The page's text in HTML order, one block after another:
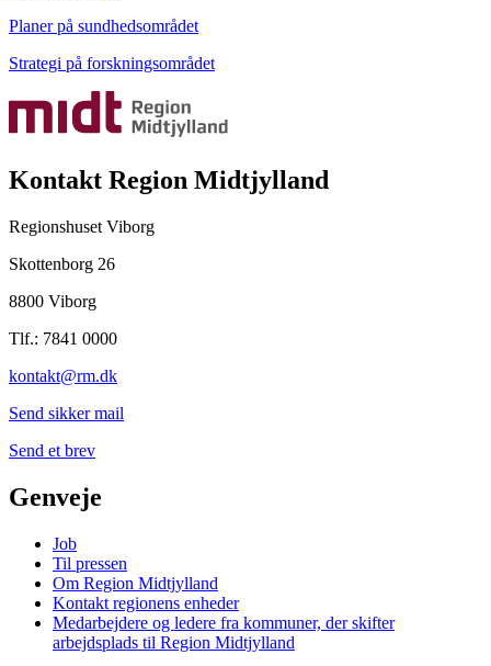
Planer på sundhedsområdet
Strategi på forskningsområdet
Kontakt Region Midtjylland
Regionshuset Viborg
Skottenborg 26
8800 Viborg
Tlf.: 7841 0000
kontakt@rm.dk
Send sikker mail
Send et brev
Genveje
Job
Til pressen
Om Region Midtjylland
Kontakt regionens enheder
Medarbejdere og ledere fra kommuner, der skifter
arbejdsplads til Region Midtjylland